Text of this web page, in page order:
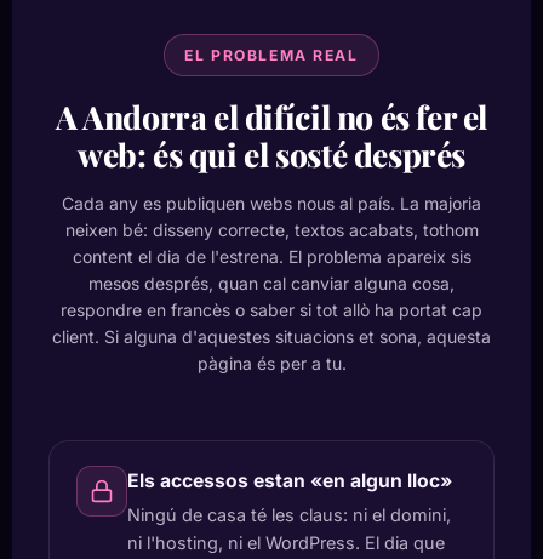
EL PROBLEMA REAL
A Andorra el difícil no és fer el
web: és qui el sosté després
Cada any es publiquen webs nous al país. La majoria
neixen bé: disseny correcte, textos acabats, tothom
content el dia de l'estrena. El problema apareix sis
mesos després, quan cal canviar alguna cosa,
respondre en francès o saber si tot allò ha portat cap
client. Si alguna d'aquestes situacions et sona, aquesta
pàgina és per a tu.
Els accessos estan «en algun lloc»
Ningú de casa té les claus: ni el domini,
ni l'hosting, ni el WordPress. El dia que